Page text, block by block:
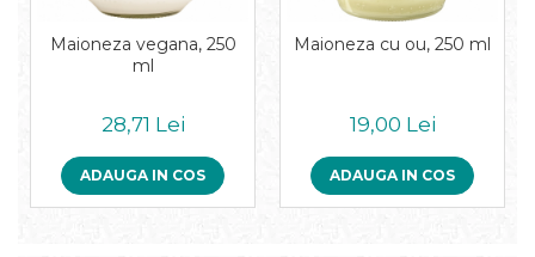
Uleiuri, grasimi si otet
Ulei bio
Ulei de masline bio
Uleiuri esentiale alimentare bio
Maioneza vegana, 250
ml
28,71 Lei
ADAUGA IN COS
Maioneza cu ou, 250 ml
19,00 Lei
ADAUGA IN COS